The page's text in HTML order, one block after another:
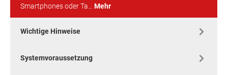
Smartphones oder Ta… Mehr
Wichtige Hinweise
Systemvoraussetzung